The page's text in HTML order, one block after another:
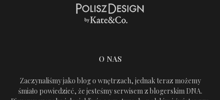
O NAS
Zaczynaliśmy jako blog o wnętrzach, jednak teraz możemy
śmiało powiedzieć, że jesteśmy serwisem z blogerskim DNA.